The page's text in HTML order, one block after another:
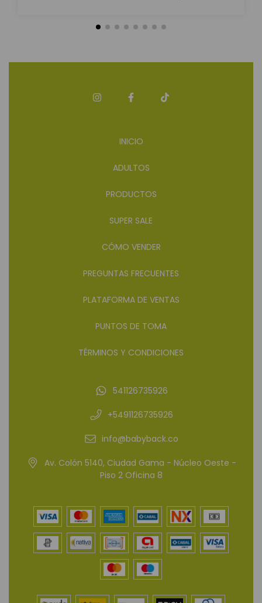
INICIO
ADULTOS
PRODUCTOS
SUPER SALE
CÓMO VENDER
PREGUNTAS FRECUENTES
PLATAFORMA DE VENTAS
PUNTOS DE TOMA
TÉRMINOS Y CONDICIONES
541126735926
+5491126735926
info@babyback.co
Av. Colón 5140, Ciudad Gama - Núcleo Oeste -
Piso 2 Oficina 8